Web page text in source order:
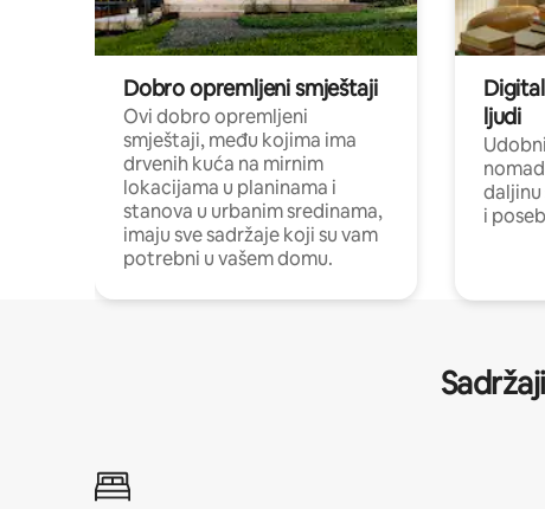
Dobro opremljeni smještaji
Ovi dobro opremljeni
smještaji, među kojima ima
drvenih kuća na mirnim
lokacijama u planinama i
stanova u urbanim sredinama,
imaju sve sadržaje koji su vam
potrebni u vašem domu.
ljudi
i